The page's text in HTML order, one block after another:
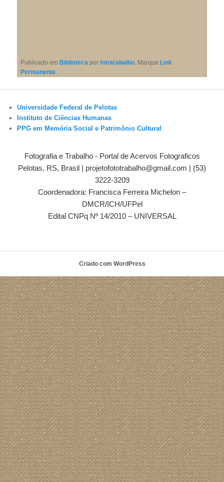
Publicado emBiblioteca porfototrabalho. MarqueLink
Permanente.
Universidade Federal de Pelotas
Instituto de Ciências Humanas
PPG em Memória Social e Patrimônio Cultural
Fotografia e Trabalho - Portal de Acervos Fotograficos
Pelotas, RS, Brasil | projetofototrabalho@gmail.com | (53)
3222-3209
Coordenadora: Francisca Ferreira Michelon –
DMCR/ICH/UFPel
Edital CNPq Nº 14/2010 – UNIVERSAL
Criado com WordPress